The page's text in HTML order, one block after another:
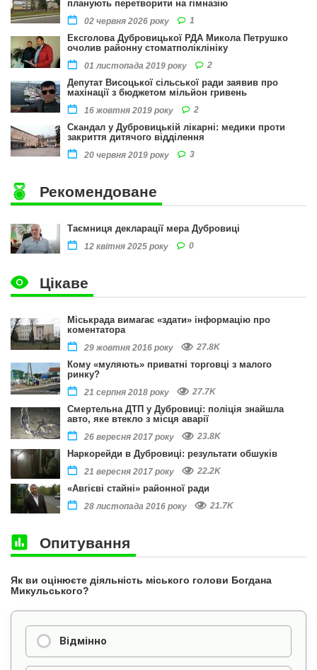
планують перетворити на гімназію
02 червня 2026 року 1
Ексголова Дубровицької РДА Микола Петрушко
очолив районну стоматполіклініку
01 листопада 2019 року 2
Депутат Висоцької сільської ради заявив про
махінації з бюджетом мільйон гривень
16 жовтня 2019 року 2
Скандал у Дубровицькій лікарні: медики проти
закриття дитячого відділення
20 червня 2019 року 3
Рекомендоване
Таємниця декларації мера Дубровиці
12 квітня 2025 року 0
Цікаве
Міськрада вимагає «здати» інформацію про
коментатора
29 жовтня 2016 року 27.8K
Кому «муляють» приватні торговці з малого
ринку?
21 серпня 2018 року 27.7K
Смертельна ДТП у Дубровиці: поліція знайшла
авто, яке втекло з місця аварії
26 вересня 2017 року 23.8K
Наркорейди в Дубровиці: результати обшуків
21 вересня 2017 року 22.2K
«Авгієві стайні» районної ради
28 листопада 2016 року 21.7K
Опитування
Як ви оцінюєте діяльність міського голови Богдана
Микульського?
Відмінно